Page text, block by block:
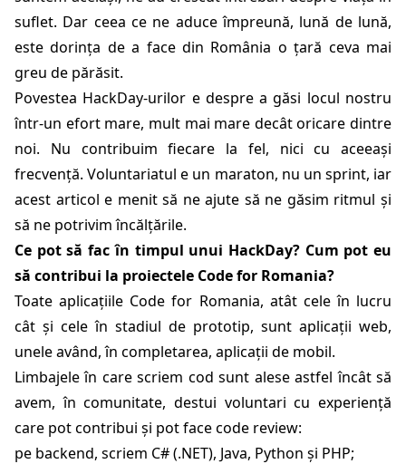
suflet. Dar ceea ce ne aduce împreună, lună de lună,
este dorința de a face din România o țară ceva mai
greu de părăsit.
Povestea HackDay-urilor e despre a găsi locul nostru
într-un efort mare, mult mai mare decât oricare dintre
noi. Nu contribuim fiecare la fel, nici cu aceeași
frecvență. Voluntariatul e un maraton, nu un sprint, iar
acest articol e menit să ne ajute să ne găsim ritmul și
să ne potrivim încălțările.
Ce pot să fac în timpul unui HackDay? Cum pot eu
să contribui la proiectele Code for Romania?
Toate aplicațiile Code for Romania, atât cele în lucru
cât și cele în stadiul de prototip, sunt aplicații web,
unele având, în completarea, aplicații de mobil.
Limbajele în care scriem cod sunt alese astfel încât să
avem, în comunitate, destui voluntari cu experiență
care pot contribui și pot face code review:
pe backend, scriem C# (.NET), Java, Python și PHP;